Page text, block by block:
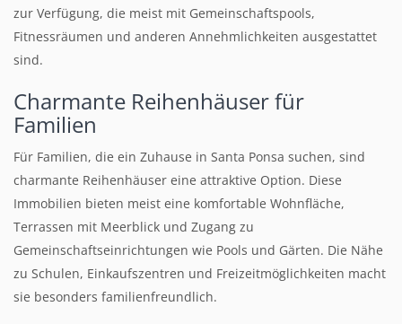
zur Verfügung, die meist mit Gemeinschaftspools,
Fitnessräumen und anderen Annehmlichkeiten ausgestattet
sind.
Charmante Reihenhäuser für
Familien
Für Familien, die ein Zuhause in Santa Ponsa suchen, sind
charmante Reihenhäuser eine attraktive Option. Diese
Immobilien bieten meist eine komfortable Wohnfläche,
Terrassen mit Meerblick und Zugang zu
Gemeinschaftseinrichtungen wie Pools und Gärten. Die Nähe
zu Schulen, Einkaufszentren und Freizeitmöglichkeiten macht
sie besonders familienfreundlich.